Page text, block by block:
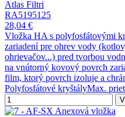
Atlas Filtri
RA5195125
28,04 €
Vložka HA s polyfosfátovými
zariadení pre ohrev vody
ohrievačov...) pred tvorbou
na vnútorný kovový povrch
film, ktorý povrch izoluje a
Polyfosfátové kryštályMax.